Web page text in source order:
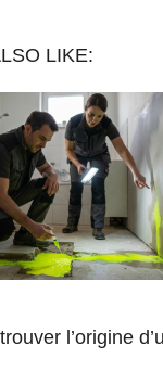
LIKE:
l’origine